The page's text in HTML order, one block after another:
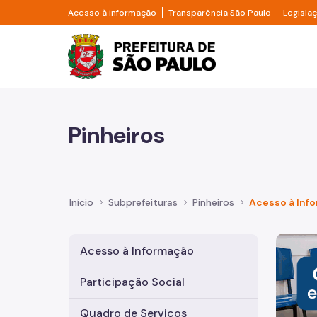
Pular para o Conteúdo principal
Acesso à informação Divisor de acesso à informação
Transparência São Paulo Divisor
Prefeitura de São
Pinheiros
Início Subprefeituras Pinheiros Acesso à
Acesso à Informação
Participação Social
Quadro de Serviços